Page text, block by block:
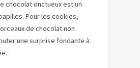
chocolat onctueux est un
Pour les cookies,
de chocolat non
une surprise fondante à